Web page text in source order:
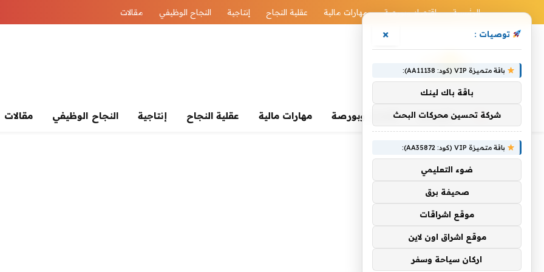
الرئيسية اقتصاد وبورصة مهارات مالية عقلية النجاح إنتاجية النجاح الوظيفي مقالات
الرئيسية اقتصاد وبورصة مهارات مالية عقلية النجاح إنتاجية النجاح الوظيفي مقالات
توصيات : ×
باقة متميزة VIP (كود: AA11138):
باقة باك لينك
شركة تحسين محركات البحث
باقة متميزة VIP (كود: AA35872):
ضوء التعليمي
صحيفة برق
موقع اشراقات
موقع اشراق اون لاين
اركان سياحة وسفر